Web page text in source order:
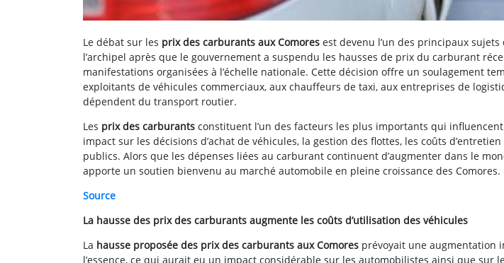
Le débat sur les prix des carburants aux Comores est devenu l’un des principaux
l’archipel après que le gouvernement a suspendu les hausses de prix du carburant
manifestations organisées à l’échelle nationale. Cette décision offre un soulagement
exploitants de véhicules commerciaux, aux chauffeurs de taxi, aux entreprises de
dépendent du transport routier.
Les prix des carburants constituent l’un des facteurs les plus importants qui
impact sur les décisions d’achat de véhicules, la gestion des flottes, les coûts
publics. Alors que les dépenses liées au carburant continuent d’augmenter dans le
apporte un soutien bienvenu au marché automobile en pleine croissance des Comores.
Source
La hausse des prix des carburants augmente les coûts d’utilisation des véhicules
La hausse proposée des prix des carburants aux Comores prévoyait une augmentation
l’essence, ce qui aurait eu un impact considérable sur les automobilistes ainsi que sur